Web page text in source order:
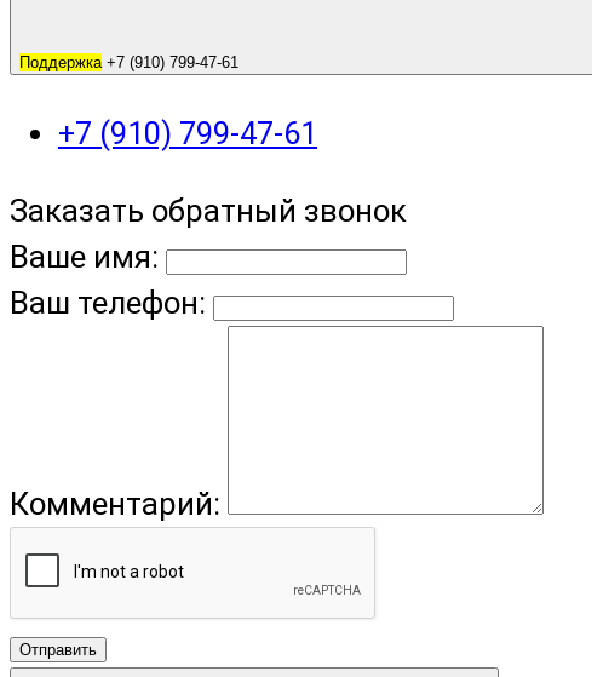
Поддержка +7 (910) 799-47-61
+7 (910) 799-47-61
Заказать обратный звонок
Ваше имя:
Ваш телефон:
Комментарий:
Отправить